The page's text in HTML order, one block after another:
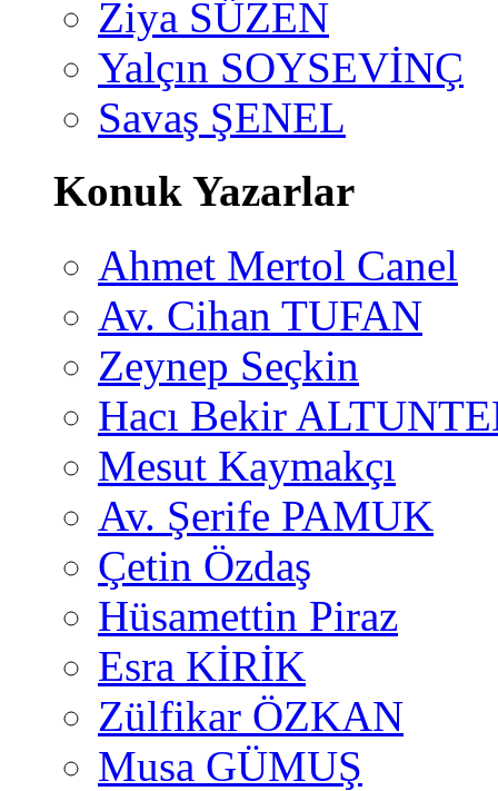
Ziya SÜZEN
Yalçın SOYSEVİNÇ
Savaş ŞENEL
Konuk Yazarlar
Ahmet Mertol Canel
Av. Cihan TUFAN
Zeynep Seçkin
Hacı Bekir
Mesut Kaymakçı
Av. Şerife PAMUK
Çetin Özdaş
Hüsamettin Piraz
Esra KİRİK
Zülfikar ÖZKAN
Musa GÜMUŞ